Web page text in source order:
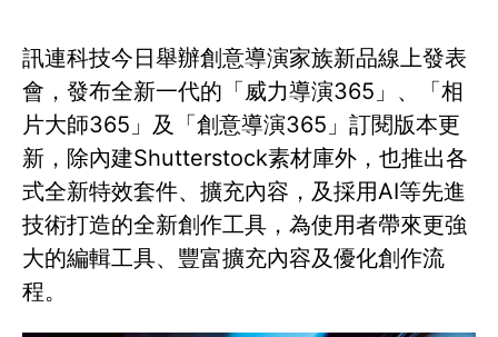
訊連科技今日舉辦創意導演家族新品線上發表
會，發布全新一代的「威力導演365」、「相
片大師365」及「創意導演365」訂閱版本更
新，除內建Shutterstock素材庫外，也推出各
式全新特效套件、擴充內容，及採用AI等先進
技術打造的全新創作工具，為使用者帶來更強
大的編輯工具、豐富擴充內容及優化創作流
程。